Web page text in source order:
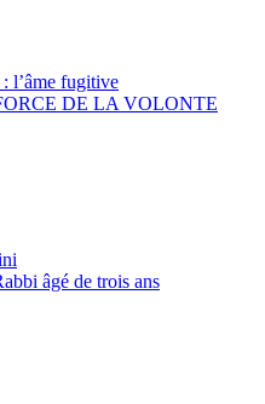
l’âme fugitive
DE LA VOLONTE
âgé de trois ans